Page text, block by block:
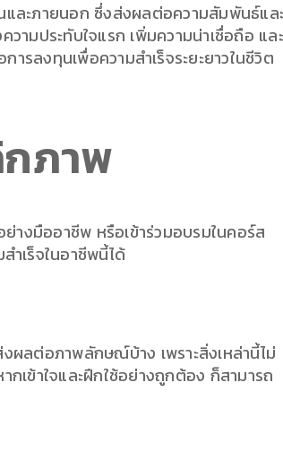
ละภายนอก ซึ่งส่งผลต่อความสัมพันธ์แล
มประทับใจแรก เพิ่มความน่าเชื่อถือ และ
ารลงทุนเพื่อความสำเร็จระยะยาวในชีวิต
ภาพ
งมืออาชีพ หรือเข้าร่วมอบรมในคอร์ส
ำเร็จในอาชีพนี้ได้
ผลต่อภาพลักษณ์บ้าง เพราะสิ่งเหล่านี้ไม่
ข้าใจและฝึกใช้อย่างถูกต้อง ก็สามารถ